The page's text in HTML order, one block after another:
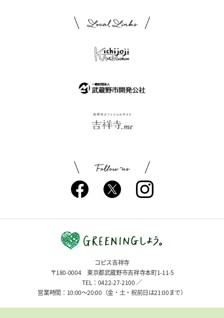
コピス吉祥寺
〒180-0004 東京都武蔵野市吉祥寺本町1-11-5
TEL：0422-27-2100 ／
営業時間：10:00〜20:00（金・土・祝前日は21:00まで）